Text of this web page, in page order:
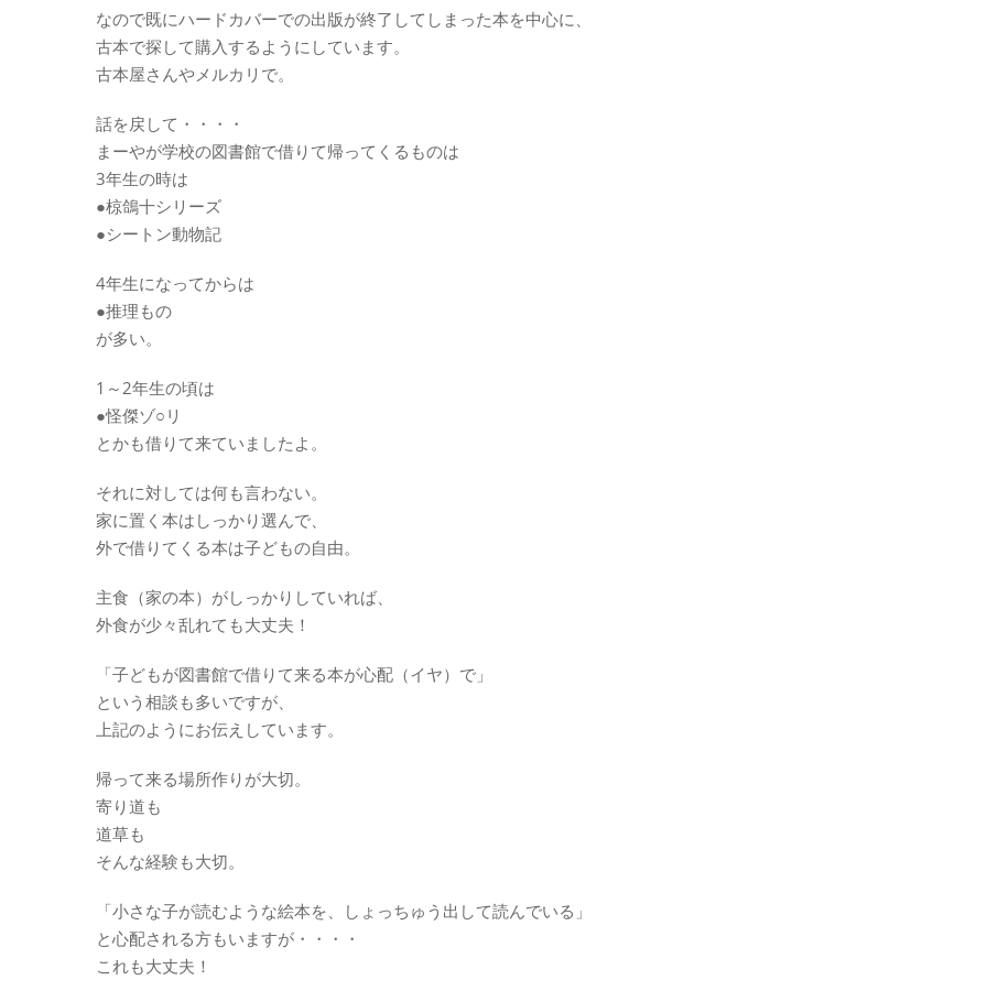
なので既にハードカバーでの出版が終了してしまった本を中心に、
古本で探して購入するようにしています。
古本屋さんやメルカリで。
話を戻して・・・・
まーやが学校の図書館で借りて帰ってくるものは
3年生の時は
●椋鴿十シリーズ
●シートン動物記
4年生になってからは
●推理もの
が多い。
1～2年生の頃は
●怪傑ゾ○リ
とかも借りて来ていましたよ。
それに対しては何も言わない。
家に置く本はしっかり選んで、
外で借りてくる本は子どもの自由。
主食（家の本）がしっかりしていれば、
外食が少々乱れても大丈夫！
「子どもが図書館で借りて来る本が心配（イヤ）で」
という相談も多いですが、
上記のようにお伝えしています。
帰って来る場所作りが大切。
寄り道も
道草も
そんな経験も大切。
「小さな子が読むような絵本を、しょっちゅう出して読んでいる」
と心配される方もいますが・・・・
これも大丈夫！